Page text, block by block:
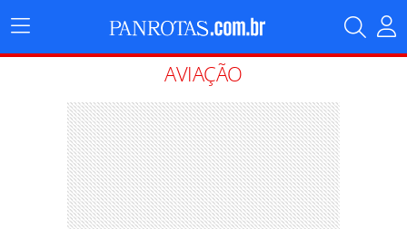
Menu
Principal
AVIAÇÃO